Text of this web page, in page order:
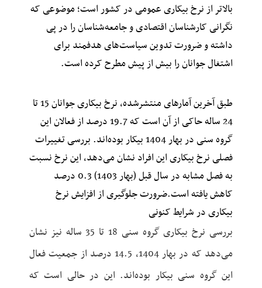
بالاتر از نرخ بیکاری عمومی در کشور است؛ موضوعی که
نگرانی کارشناسان اقتصادی و جامعه‌شناسان را در پی
داشته و ضرورت تدوین سیاست‌های هدفمند برای
اشتغال جوانان را بیش از پیش مطرح کرده است.
طبق آخرین آمارهای منتشرشده، نرخ بیکاری جوانان 15 تا
24 ساله حاکی از آن است که 19.7 درصد از فعالان این
گروه سنی در بهار 1404 بیکار بوده‌اند. بررسی تغییرات
فصلی نرخ بیکاری این افراد نشان می‌دهد، این نرخ نسبت
به فصل مشابه در سال قبل (بهار 1403) 0.3 درصد
کاهش یافته است.ضرورت جلوگیری از افزایش نرخ
بیکاری در شرایط کنونی
بررسی نرخ بیکاری گروه سنی 18 تا 35 ساله نیز نشان
می‌دهد که در بهار 1404، 14.5 درصد از جمعیت فعال
این گروه سنی بیکار بوده‌اند. این در حالی است که